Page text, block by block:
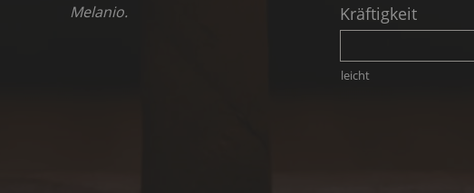
Melanio.
Kräftigkeit
leicht